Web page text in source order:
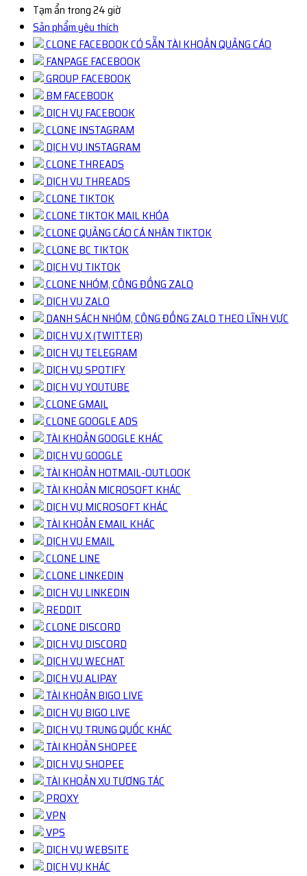
Tạm ẩn trong 24 giờ
Sản phẩm yêu thích
CLONE FACEBOOK CÓ SẴN TÀI KHOẢN QUẢNG CÁO
FANPAGE FACEBOOK
GROUP FACEBOOK
BM FACEBOOK
DỊCH VỤ FACEBOOK
CLONE INSTAGRAM
DỊCH VỤ INSTAGRAM
CLONE THREADS
DỊCH VỤ THREADS
CLONE TIKTOK
CLONE TIKTOK MAIL KHÓA
CLONE QUẢNG CÁO CÁ NHÂN TIKTOK
CLONE BC TIKTOK
DỊCH VỤ TIKTOK
CLONE NHÓM, CỘNG ĐỒNG ZALO
DỊCH VỤ ZALO
DANH SÁCH NHÓM, CỘNG ĐỒNG ZALO THEO LĨNH VỰC
DỊCH VỤ X (TWITTER)
DỊCH VỤ TELEGRAM
DỊCH VỤ SPOTIFY
DỊCH VỤ YOUTUBE
CLONE GMAIL
CLONE GOOGLE ADS
TÀI KHOẢN GOOGLE KHÁC
DỊCH VỤ GOOGLE
TÀI KHOẢN HOTMAIL-OUTLOOK
TÀI KHOẢN MICROSOFT KHÁC
DỊCH VỤ MICROSOFT KHÁC
TÀI KHOẢN EMAIL KHÁC
DỊCH VỤ EMAIL
CLONE LINE
CLONE LINKEDIN
DỊCH VỤ LINKEDIN
REDDIT
CLONE DISCORD
DỊCH VỤ DISCORD
DỊCH VỤ WECHAT
DỊCH VỤ ALIPAY
TÀI KHOẢN BIGO LIVE
DỊCH VỤ BIGO LIVE
DỊCH VỤ TRUNG QUỐC KHÁC
TÀI KHOẢN SHOPEE
DỊCH VỤ SHOPEE
TÀI KHOẢN XU TƯƠNG TÁC
PROXY
VPN
VPS
DỊCH VỤ WEBSITE
DỊCH VỤ KHÁC